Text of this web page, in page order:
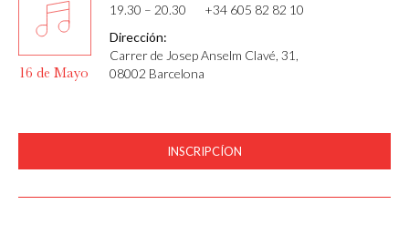
16 de Mayo
19.30 – 20.30
+34 605 82 82 10
Dirección:
Carrer de Josep Anselm Clavé, 31,
08002 Barcelona
INSCRIPCÍON